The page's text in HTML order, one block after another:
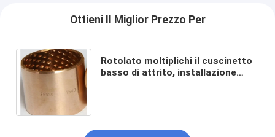
Ottieni Il Miglior Prezzo Per
Rotolato moltiplichi il cuscinetto
basso di attrito, installazione